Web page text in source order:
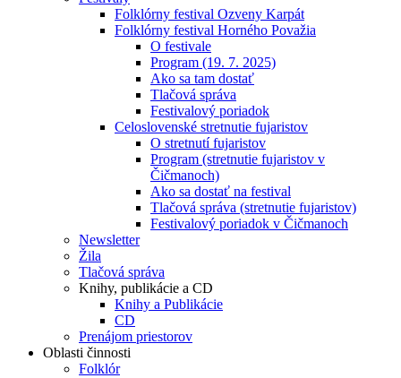
Folklórny festival Ozveny Karpát
Folklórny festival Horného Považia
O festivale
Program (19. 7. 2025)
Ako sa tam dostať
Tlačová správa
Festivalový poriadok
Celoslovenské stretnutie fujaristov
O stretnutí fujaristov
Program (stretnutie fujaristov v
Čičmanoch)
Ako sa dostať na festival
Tlačová správa (stretnutie fujaristov)
Festivalový poriadok v Čičmanoch
Newsletter
Žila
Tlačová správa
Knihy, publikácie a CD
Knihy a Publikácie
CD
Prenájom priestorov
Oblasti činnosti
Folklór